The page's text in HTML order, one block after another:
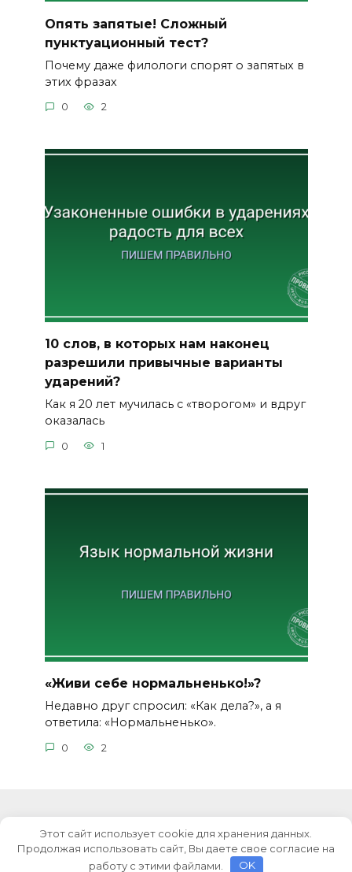
Опять запятые! Сложный
пунктуационный тест?
Почему даже филологи спорят о запятых в
этих фразах
0 2
10 слов, в которых нам наконец
разрешили привычные варианты
ударений?
Как я 20 лет мучилась с «творогом» и вдруг
оказалась
0 1
«Живи себе нормальненько!»?
Недавно друг спросил: «Как дела?», а я
ответила: «Нормальненько».
0 2
© 2026 Уроки русского языка
Этот сайт использует cookie для хранения данных.
Продолжая использовать сайт, Вы даете свое согласие на
работу с этими файлами.
OK